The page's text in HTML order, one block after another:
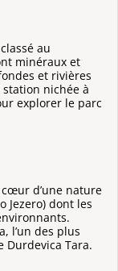
au
minéraux et
et rivières
nichée à
explorer le parc
d’une nature
Jezero) dont les
l’un des plus
Durdevica Tara.